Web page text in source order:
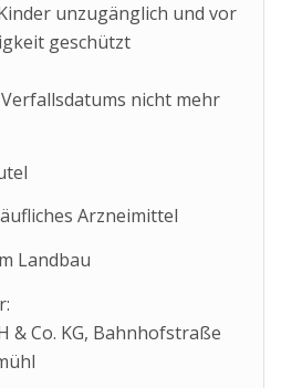
unzugänglich und vor
geschützt
nicht mehr
Arzneimittel
Landbau
& Co. KG, Bahnhofstraße